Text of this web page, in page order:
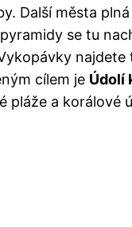
Další města
se tu
najdete
cílem je Údolí
pláže a korálové